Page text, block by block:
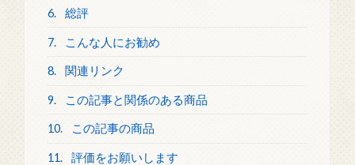
6. 総評
7. こんな人にお勧め
8. 関連リンク
9. この記事と関係のある商品
10. この記事の商品
11. 評価をお願いします